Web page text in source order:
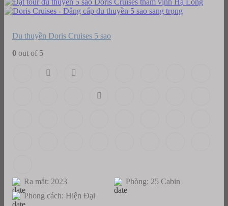
Du thuyền Doris Cruises 5 sao
0 out of 5
Ra mắt: 2023
Phòng: 25 Cabin
Phong cách: Hiện Đại